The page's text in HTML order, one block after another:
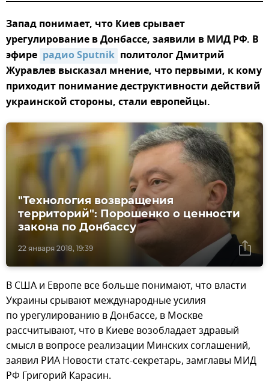
Запад понимает, что Киев срывает
урегулирование в Донбассе, заявили в МИД РФ. В
эфире радио Sputnik политолог Дмитрий
Журавлев высказал мнение, что первыми, к кому
приходит понимание деструктивности действий
украинской стороны, стали европейцы.
22 января 2018, 19:39
"Технология возвращения
территорий": Порошенко о ценности
закона по Донбассу
В США и Европе все больше понимают, что власти
Украины срывают международные усилия
по урегулированию в Донбассе, в Москве
рассчитывают, что в Киеве возобладает здравый
смысл в вопросе реализации Минских соглашений,
заявил РИА Новости статс-секретарь, замглавы МИД
РФ Григорий Карасин.